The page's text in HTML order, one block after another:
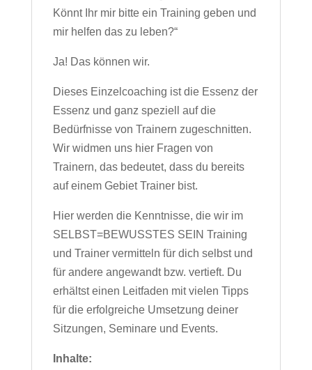
Könnt Ihr mir bitte ein Training geben und
mir helfen das zu leben?“
Ja! Das können wir.
Dieses Einzelcoaching ist die Essenz der
Essenz und ganz speziell auf die
Bedürfnisse von Trainern zugeschnitten.
Wir widmen uns hier Fragen von
Trainern, das bedeutet, dass du bereits
auf einem Gebiet Trainer bist.
Hier werden die Kenntnisse, die wir im
SELBST=BEWUSSTES SEIN Training
und Trainer vermitteln für dich selbst und
für andere angewandt bzw. vertieft. Du
erhältst einen Leitfaden mit vielen Tipps
für die erfolgreiche Umsetzung deiner
Sitzungen, Seminare und Events.
Inhalte: